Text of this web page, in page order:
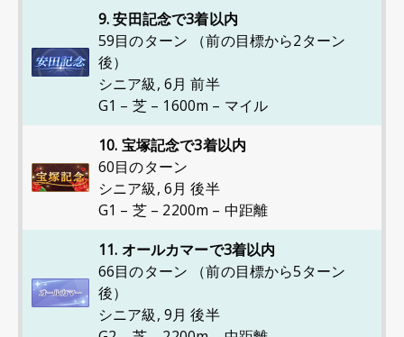
9. 安田記念で3着以内
59目のターン （前の目標から2ターン
後）
シニア級, 6月 前半
G1 – 芝 – 1600m – マイル
10. 宝塚記念で3着以内
60目のターン
シニア級, 6月 後半
G1 – 芝 – 2200m – 中距離
11. オールカマーで3着以内
66目のターン （前の目標から5ターン
後）
シニア級, 9月 後半